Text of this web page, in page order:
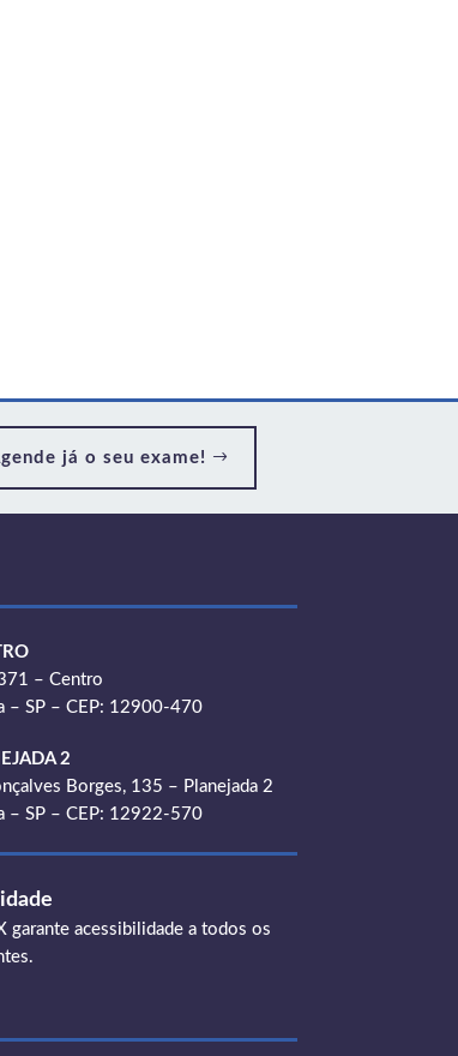
já o seu exame!
371 – Centro
– SP – CEP: 12900-470
2
Borges, 135 – Planejada 2
– SP – CEP: 12922-570
garante acessibilidade a todos os